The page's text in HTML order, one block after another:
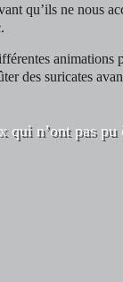
qu’ils ne nous
animations
des suricates
n’ont pas pu